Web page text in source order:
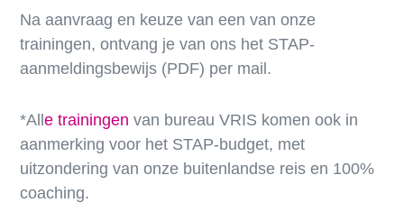
Na aanvraag en keuze van een van onze
trainingen, ontvang je van ons het STAP-
aanmeldingsbewijs (PDF) per mail.
*Alle trainingen van bureau VRIS komen ook in
aanmerking voor het STAP-budget, met
uitzondering van onze buitenlandse reis en 100%
coaching.